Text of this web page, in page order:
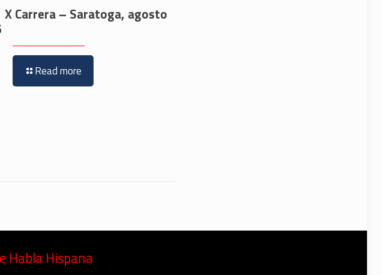
X Carrera – Saratoga, agosto
Read more
Habla Hispana